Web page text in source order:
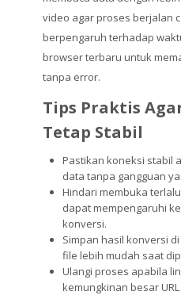
video agar proses berjalan
berpengaruh terhadap
browser terbaru untuk
tanpa error.
Tips Praktis
Tetap Stabil
Pastikan koneksi stabil
data tanpa gangguan
Hindari membuka
dapat mempengaruhi
konversi.
Simpan hasil konversi
file lebih mudah saat
Ulangi proses apabila
kemungkinan besar